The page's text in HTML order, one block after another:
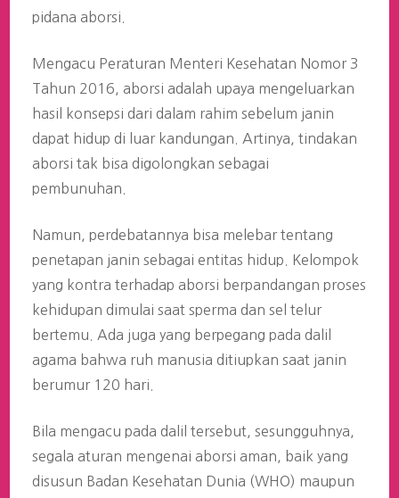
pidana aborsi.
Mengacu Peraturan Menteri Kesehatan Nomor 3
Tahun 2016, aborsi adalah upaya mengeluarkan
hasil konsepsi dari dalam rahim sebelum janin
dapat hidup di luar kandungan. Artinya, tindakan
aborsi tak bisa digolongkan sebagai
pembunuhan.
Namun, perdebatannya bisa melebar tentang
penetapan janin sebagai entitas hidup. Kelompok
yang kontra terhadap aborsi berpandangan proses
kehidupan dimulai saat sperma dan sel telur
bertemu. Ada juga yang berpegang pada dalil
agama bahwa ruh manusia ditiupkan saat janin
berumur 120 hari.
Bila mengacu pada dalil tersebut, sesungguhnya,
segala aturan mengenai aborsi aman, baik yang
disusun Badan Kesehatan Dunia (WHO) maupun